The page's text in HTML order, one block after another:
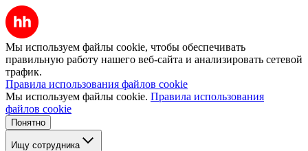
Мы используем файлы cookie, чтобы обеспечивать
правильную работу нашего веб-сайта и анализировать сетевой
трафик.
Правила использования файлов cookie
Мы используем файлы cookie. Правила использования
файлов cookie
Понятно
Ищу сотрудника